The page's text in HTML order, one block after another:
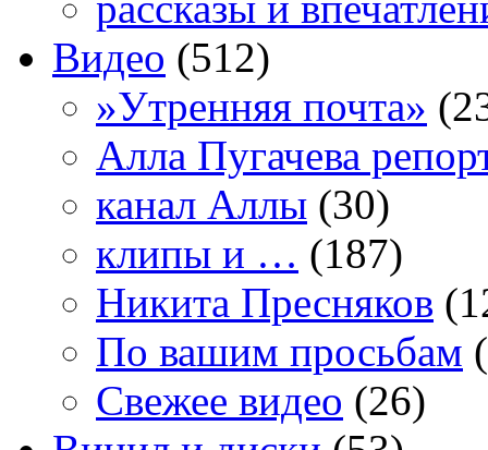
Видео (512)
»Утренняя почта»
Алла Пугачева
канал Аллы (30)
клипы и … (187)
Никита Пресняков
По вашим просьбам
Свежее видео (26)